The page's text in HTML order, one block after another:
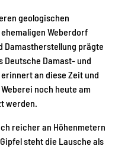
geologischen
Weberdorf
Damastherstellung prägte
Deutsche Damast- und
an diese Zeit und
noch heute am
werden.
reicher an Höhenmetern
steht die Lausche als